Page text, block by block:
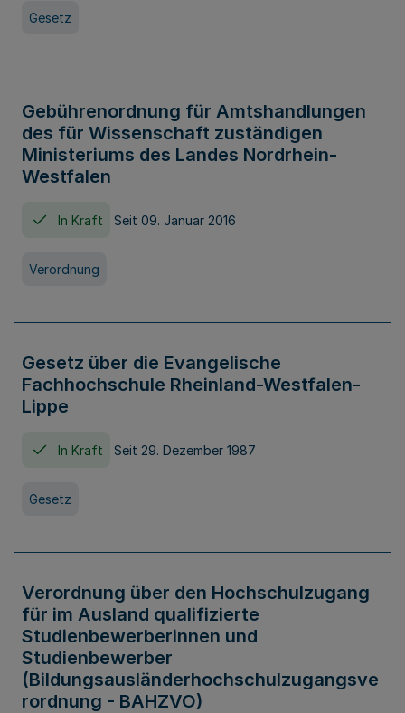
Gesetz
Gebührenordnung für Amtshandlungen
des für Wissenschaft zuständigen
Ministeriums des Landes Nordrhein-
Westfalen
In Kraft Seit 09. Januar 2016
Verordnung
Gesetz über die Evangelische
Fachhochschule Rheinland-Westfalen-
Lippe
In Kraft Seit 29. Dezember 1987
Gesetz
Verordnung über den Hochschulzugang
für im Ausland qualifizierte
Studienbewerberinnen und
Studienbewerber
(Bildungsausländerhochschulzugangsve
rordnung - BAHZVO)